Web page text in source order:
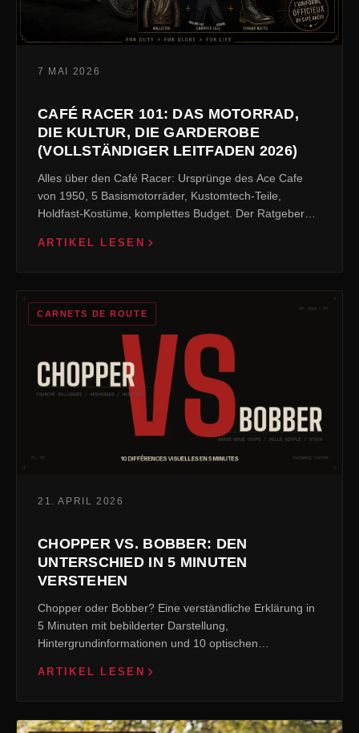
7 MAI 2026
CAFÉ RACER 101: DAS MOTORRAD,
DIE KULTUR, DIE GARDEROBE
(VOLLSTÄNDIGER LEITFADEN 2026)
Alles über den Café Racer: Ursprünge des Ace Cafe
von 1950, 5 Basismotorräder, Kustomtech-Teile,
Holdfast-Kostüme, komplettes Budget. Der Ratgeber…
ARTIKEL LESEN
CARNETS DE ROUTE
21. APRIL 2026
CHOPPER VS. BOBBER: DEN
UNTERSCHIED IN 5 MINUTEN
VERSTEHEN
Chopper oder Bobber? Eine verständliche Erklärung in
5 Minuten mit bebilderter Darstellung,
Hintergrundinformationen und 10 optischen
ARTIKEL LESEN